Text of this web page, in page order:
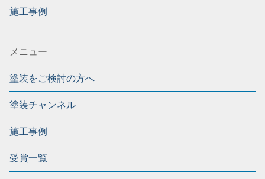
施工事例
メニュー
塗装をご検討の方へ
塗装チャンネル
施工事例
受賞一覧